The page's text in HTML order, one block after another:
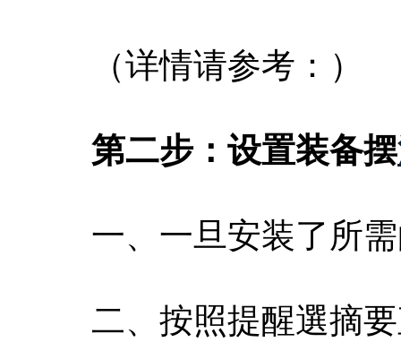
（详情请参考：）
第二步：设置装备摆
一、一旦安装了所
二、按照提醒選摘